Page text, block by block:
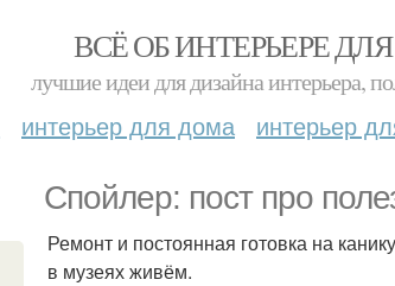
ВСЁ ОБ ИНТЕРЬЕРЕ
лучшие идеи для дизайна интерьера,
интерьер для дома интерьер
Спойлер: пост про
Ремонт и постоянная готовка на
в музеях живём.